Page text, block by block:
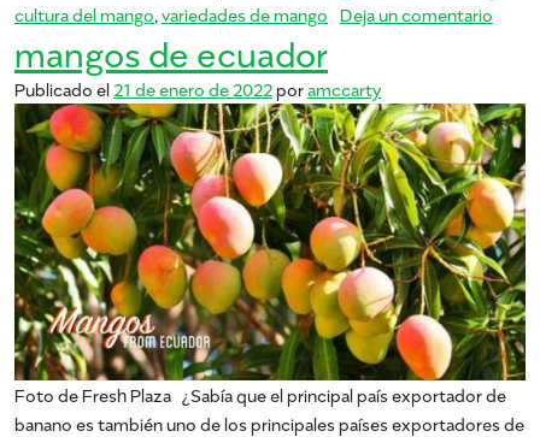
cultura del mango, variedades de mango Deja un comentario
mangos de ecuador
Publicado el 21 de enero de 2022poramccarty
Foto de Fresh Plaza ¿Sabía que el principal país exportador de
banano es también uno de los principales países exportadores de